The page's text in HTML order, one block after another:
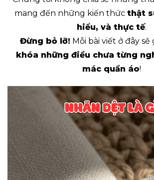
mang đến những kiến thức thật
hiểu, và thực tế.
Đừng bỏ lỡ! Mỗi bài viết ở đây
khóa những điều chưa từng
mác quần áo!